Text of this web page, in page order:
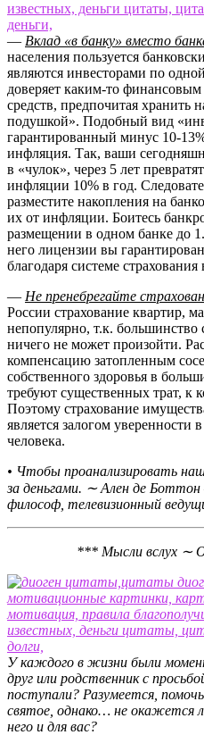
— Вклад «в банку» вместо
населения пользуется
являются инвесторами по
доверяет каким-то
средств, предпочитая хранить
подушкой». Подобный вид
гарантированный минус 10-
инфляция. Так, ваши
в «чулок», через 5 лет
инфляции 10% в год.
разместите накопления на
их от инфляции. Боитесь
размещении в одном банке до
него лицензии вы
благодаря системе страхования
— Не пренебрегайте
России страхование квартир,
непопулярно, т.к. большинство
ничего не может произойти.
компенсацию затопленным
собственного здоровья в
требуют существенных трат, к
Поэтому страхование
является залогом уверенности
человека.
• Чтобы проанализировать
за деньгами. ∼Ален де Боттон
философ, телевизионный
*** Мысли вслух ∼
У каждого в жизни были
друг или родственник с
поступали? Разумеется,
святое, однако… не окажется
него и для вас?